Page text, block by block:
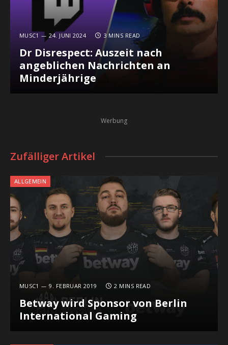
MUSC1 24. JUNI 2024 3 MINS READ
Dr Disrespect: Auszeit nach
angeblichen Nachrichten an
Minderjährige
Werbung
Zufälliger Artikel
ALLGEMEIN
MUSC1 9. FEBRUAR 2019 2 MINS READ
Betway wird Sponsor von Berlin
International Gaming